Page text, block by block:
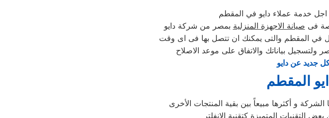
خدمة عملاء دايو في المقطم
فى صيانة الاجهزة المنزلية بمصر من شركة دايو
في المقطم والتى يمكنك ان تتصل بها فى اى وقت
ولتسجيل بياناتك والاتفاق على موعد الاصلاح
جديد عن دايو
المقطم